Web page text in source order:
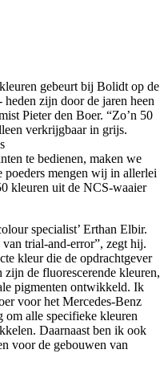
gebeurt bij Bolidt op de
zijn door de jaren heen
Pieter den Boer. “Zo’n 50
verkrijgbaar in grijs.
te bedienen, maken we
poeders mengen wij in allerlei
kleuren uit de NCS-waaier
specialist’ Erthan Elbir.
trial-and-error”, zegt hij.
kleur die de opdrachtgever
de fluorescerende kleuren,
pigmenten ontwikkeld. Ik
voor het Mercedes-Benz
om alle specifieke kleuren
Daarnaast ben ik ook
voor de gebouwen van